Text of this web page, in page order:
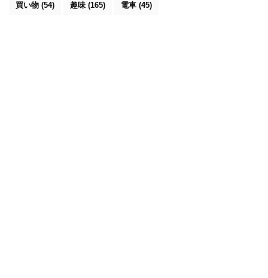
買い物 (54) 趣味(165) 電車 (45)